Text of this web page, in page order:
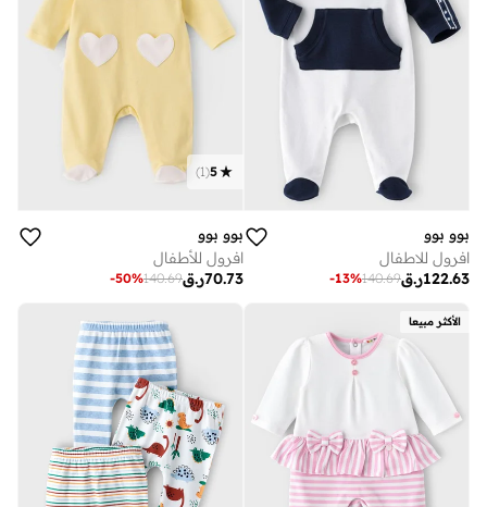
بوو بوو
افرول للاطفال
ر.ق122.63
140.69
-13%
5
(
1
)
بوو بوو
افرول للأطفال
ر.ق70.73
140.69
-50%
الأكثر مبيعا